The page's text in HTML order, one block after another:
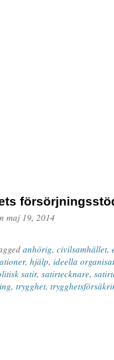
maj 19, 2014
anhörig, civilsamhället,
, hjälp, ideella
satir, satirtecknare,
, trygghet,